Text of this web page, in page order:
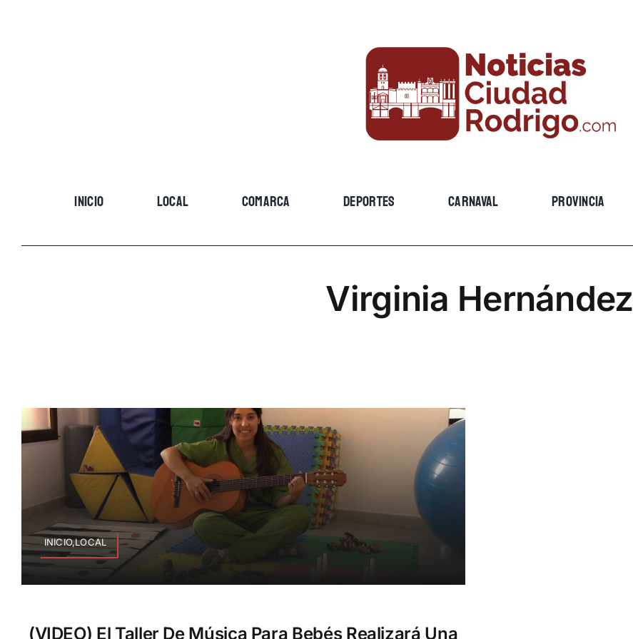
INICIO LOCAL COMARCA DEPORTES CARNAVAL PROVINCIA
Virginia Hernández
INICIO,LOCAL
(VIDEO) El Taller De Música Para Bebés Realizará Una